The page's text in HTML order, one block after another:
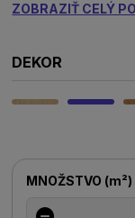
ZOBRAZIŤ CELÝ
DEKOR
MNOŽSTVO (m²)